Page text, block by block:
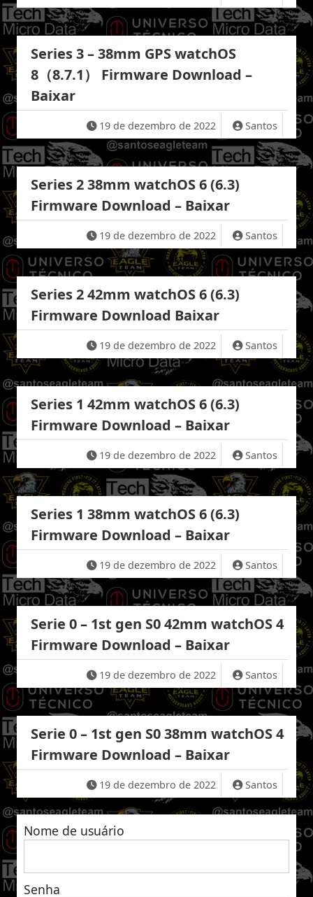
Series 3 – 38mm GPS watchOS
8（8.7.1） Firmware Download –
Baixar
19 de dezembro de 2022 Santos
Series 2 38mm watchOS 6 (6.3)
Firmware Download – Baixar
19 de dezembro de 2022 Santos
Series 2 42mm watchOS 6 (6.3)
Firmware Download Baixar
19 de dezembro de 2022 Santos
Series 1 42mm watchOS 6 (6.3)
Firmware Download – Baixar
19 de dezembro de 2022 Santos
Series 1 38mm watchOS 6 (6.3)
Firmware Download – Baixar
19 de dezembro de 2022 Santos
Serie 0 – 1st gen S0 42mm watchOS 4
Firmware Download – Baixar
19 de dezembro de 2022 Santos
Serie 0 – 1st gen S0 38mm watchOS 4
Firmware Download – Baixar
19 de dezembro de 2022 Santos
Nome de usuário
Senha